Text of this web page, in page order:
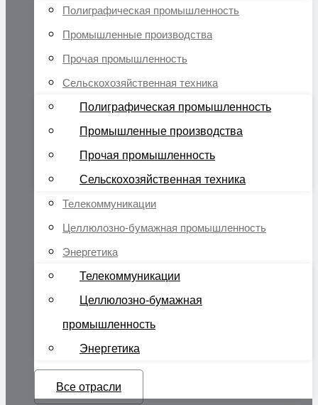
Полиграфическая промышленность
Промышленные производства
Прочая промышленность
Сельскохозяйственная техника
Полиграфическая промышленность
Промышленные производства
Прочая промышленность
Сельскохозяйственная техника
Телекоммуникации
Целлюлозно-бумажная промышленность
Энергетика
Телекоммуникации
Целлюлозно-бумажная
промышленность
Энергетика
Все отрасли